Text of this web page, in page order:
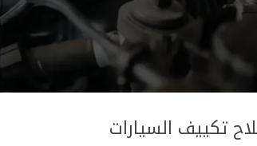
تكييف السيارات